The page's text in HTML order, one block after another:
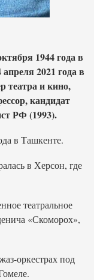
1944 года в
2021 года в
театра и кино,
кандидат
РФ (1993).
в Ташкенте.
в Херсон, где
театральное
«Скоморох»,
оркестрах под